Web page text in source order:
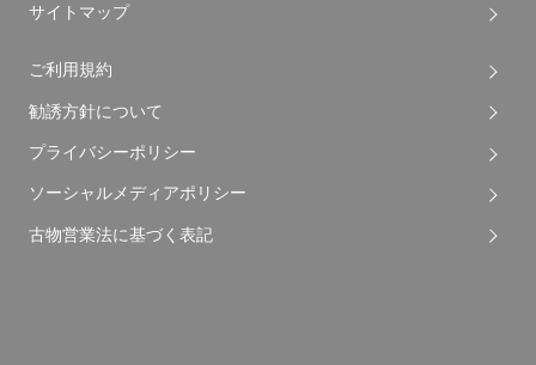
アルミホイール
シート
サイトマップ
ご利用規約
勧誘方針について
プライバシーポリシー
ソーシャルメディアポリシー
古物営業法に基づく表記